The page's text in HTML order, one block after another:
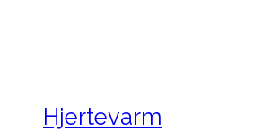
Hjertevarm